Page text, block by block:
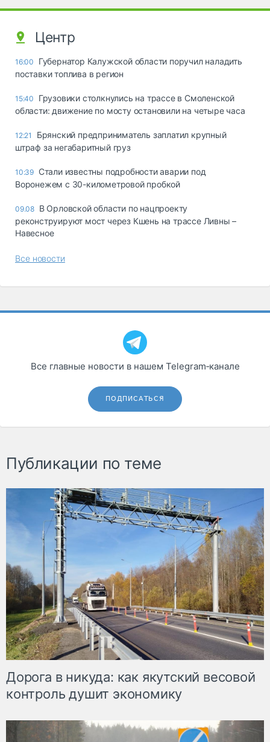
Центр
16:00
Губернатор Калужской области поручил наладить
поставки топлива в регион
15:40
Грузовики столкнулись на трассе в Смоленской
области: движение по мосту остановили на четыре часа
12:21
Брянский предприниматель заплатил крупный
штраф за негабаритный груз
10:39 Стали известны подробности аварии под
Воронежем с 30-километровой пробкой
09.08 В Орловской области по нацпроекту
реконструируют мост через Кшень на трассе Ливны –
Навесное
Все новости
Все главные новости в нашем Telegram‑канале
ПОДПИСАТЬСЯ
Публикации по теме
Дорога в никуда: как якутский весовой
контроль душит экономику